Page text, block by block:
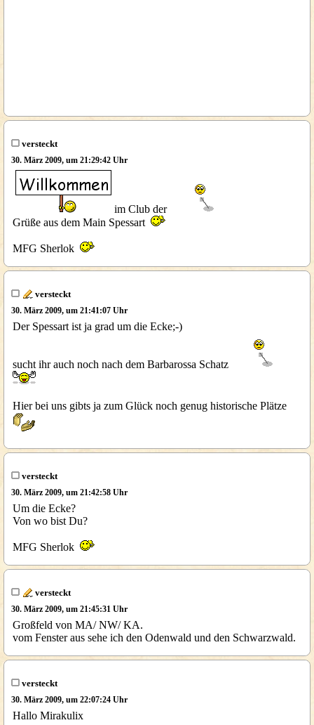
versteckt
30. März 2009, um 21:29:42 Uhr
im Club der
Grüße aus dem Main Spessart
MFG Sherlok
versteckt
30. März 2009, um 21:41:07 Uhr
Der Spessart ist ja grad um die Ecke;-)
sucht ihr auch noch nach dem Barbarossa Schatz
Hier bei uns gibts ja zum Glück noch genug historische Plätze
versteckt
30. März 2009, um 21:42:58 Uhr
Um die Ecke?
Von wo bist Du?
MFG Sherlok
versteckt
30. März 2009, um 21:45:31 Uhr
Großfeld von MA/ NW/ KA.
vom Fenster aus sehe ich den Odenwald und den Schwarzwald.
versteckt
30. März 2009, um 22:07:24 Uhr
Hallo Mirakulix